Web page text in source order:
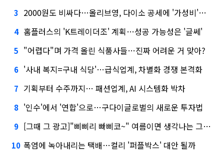
3 2000원도 비싸다…올리브영, 다이소 공세에 '가성비'로 맞불
4 홈플러스의 'K트레이더조' 계획…성공 가능성은 '글쎄'
5 "어렵다"며 가격 올린 식품사들…진짜 어려운 거 맞아?
6 '사내 복지=구내 식당'…급식업계, 차별화 경쟁 본격화
7 기획부터 수주까지… 패션업계, AI 시스템화 박차
8 '인수'에서 '연합'으로…구다이글로벌의 새로운 투자법
9 [그때 그 광고]"삐삐리 빠삐코~" 여름이면 생각나는 그 노래
10 폭염에 녹아내리는 택배…컬리 '퍼플박스' 대안 될까